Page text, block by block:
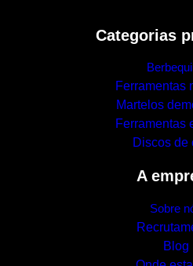
Categorias
Ferramentas
Martelos
Ferramentas
Discos de
A
Sobre
Blog